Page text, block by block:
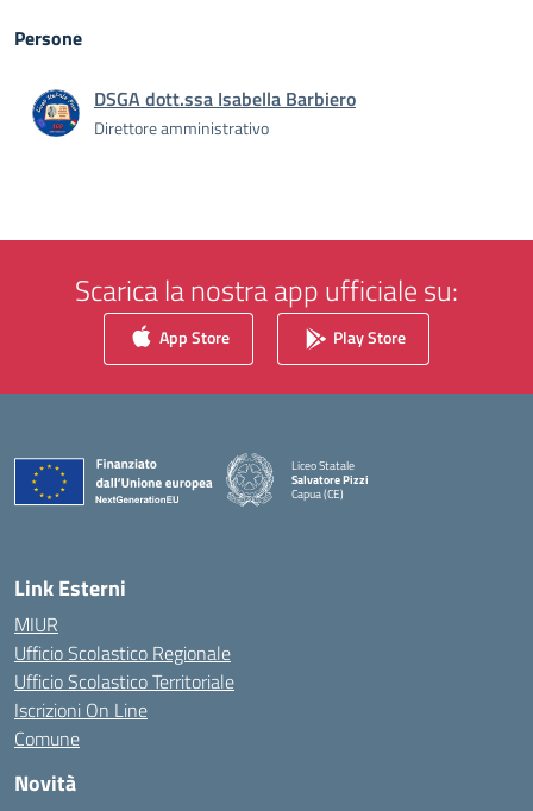
Persone
DSGA dott.ssa Isabella Barbiero
Direttore amministrativo
Scarica la nostra app ufficiale su:
App Store Play Store
Liceo Statale
Salvatore Pizzi
Capua (CE)
— Visita la pagina iniziale della scuola
Link Esterni
MIUR
Ufficio Scolastico Regionale
Ufficio Scolastico Territoriale
Iscrizioni On Line
Comune
Novità